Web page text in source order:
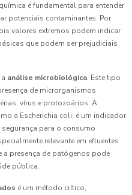
é fundamental para entender
potenciais contaminantes. Por
valores extremos podem indicar
que podem ser prejudiciais
análise microbiológica. Este tipo
de microrganismos
vírus e protozoários. A
a Escherichia coli, é um indicador
para o consumo
relevante em efluentes
a presença de patógenos pode
pública.
é um método crítico,